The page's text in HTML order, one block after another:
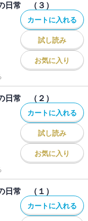
日常 （３）
カートに入れる
試し読み
お気に入り
日常 （２）
カートに入れる
試し読み
お気に入り
日常 （１）
カートに入れる